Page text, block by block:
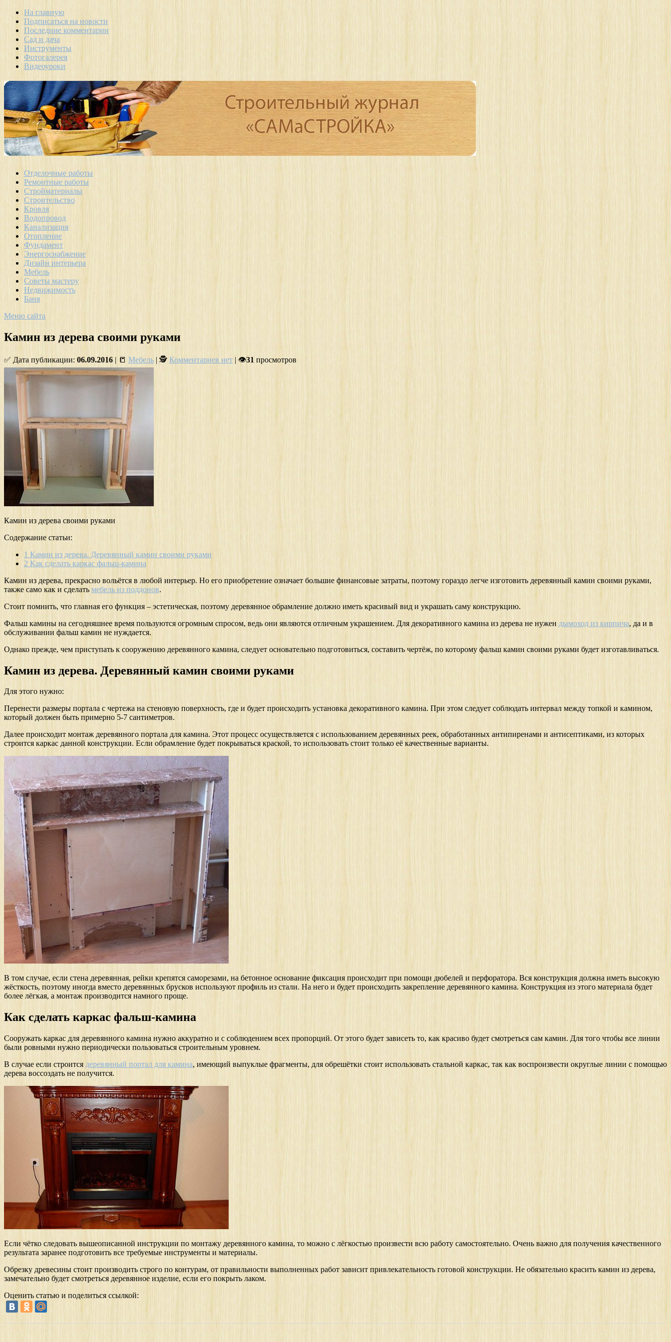
На главную
Подписаться на новости
Последние комментарии
Сад и дача
Инструменты
Фотогалерея
Видеоуроки
Отделочные работы
Ремонтные работы
Стройматериалы
Строительство
Кровля
Водопровод
Канализация
Отопление
Фундамент
Энергоснабжение
Дизайн интерьера
Мебель
Советы мастеру
Недвижимость
Баня
Меню сайта
Камин из дерева своими руками
✅ Дата публикации: 06.09.2016 | 📒 Мебель | 🕵 Комментариев нет | 👁31 просмотров
Камин из дерева своими руками
Содержание статьи:
1 Камин из дерева. Деревянный камин своими руками
2 Как сделать каркас фальш-камина
Камин из дерева, прекрасно вольётся в любой интерьер. Но его приобретение означает большие финансовые затраты, поэтому гораздо легче изготовить деревянный камин своими руками,
также само как и сделать мебель из поддонов.
Стоит помнить, что главная его функция – эстетическая, поэтому деревянное обрамление должно иметь красивый вид и украшать саму конструкцию.
Фальш камины на сегодняшнее время пользуются огромным спросом, ведь они являются отличным украшением. Для декоративного камина из дерева не нужен дымоход из кирпича, да и в
обслуживании фальш камин не нуждается.
Однако прежде, чем приступать к сооружению деревянного камина, следует основательно подготовиться, составить чертёж, по которому фальш камин своими руками будет изготавливаться.
Камин из дерева. Деревянный камин своими руками
Для этого нужно:
Перенести размеры портала с чертежа на стеновую поверхность, где и будет происходить установка декоративного камина. При этом следует соблюдать интервал между топкой и камином,
который должен быть примерно 5-7 сантиметров.
Далее происходит монтаж деревянного портала для камина. Этот процесс осуществляется с использованием деревянных реек, обработанных антипиренами и антисептиками, из которых
строится каркас данной конструкции. Если обрамление будет покрываться краской, то использовать стоит только её качественные варианты.
В том случае, если стена деревянная, рейки крепятся саморезами, на бетонное основание фиксация происходит при помощи дюбелей и перфоратора. Вся конструкция должна иметь высокую
жёсткость, поэтому иногда вместо деревянных брусков используют профиль из стали. На него и будет происходить закрепление деревянного камина. Конструкция из этого материала будет
более лёгкая, а монтаж производится намного проще.
Как сделать каркас фальш-камина
Сооружать каркас для деревянного камина нужно аккуратно и с соблюдением всех пропорций. От этого будет зависеть то, как красиво будет смотреться сам камин. Для того чтобы все линии
были ровными нужно периодически пользоваться строительным уровнем.
В случае если строится деревянный портал для камина, имеющий выпуклые фрагменты, для обрешётки стоит использовать стальной каркас, так как воспроизвести округлые линии с помощью
дерева воссоздать не получится.
Если чётко следовать вышеописанной инструкции по монтажу деревянного камина, то можно с лёгкостью произвести всю работу самостоятельно. Очень важно для получения качественного
результата заранее подготовить все требуемые инструменты и материалы.
Обрезку древесины стоит производить строго по контурам, от правильности выполненных работ зависит привлекательность готовой конструкции. Не обязательно красить камин из дерева,
замечательно будет смотреться деревянное изделие, если его покрыть лаком.
Оценить статью и поделиться ссылкой: